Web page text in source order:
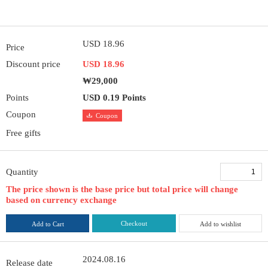
Price USD 18.96
Discount price
USD 18.96
₩29,000
Points
USD 0.19 Points
Coupon
Coupon
Free gifts
Quantity
The price shown is the base price but total price will change
based on currency exchange
Add to Cart Checkout Add to wishlist
Release date 2024.08.16